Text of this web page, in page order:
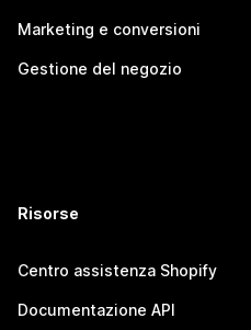
Marketing e conversioni
Gestione del negozio
Risorse
Centro assistenza Shopify
Documentazione API